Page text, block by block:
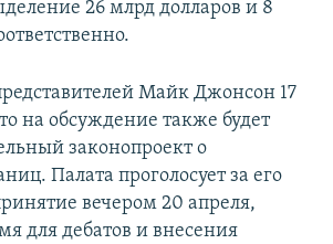
26 млрд долларов и 8
Майк Джонсон 17
на обсуждение также будет
законопроект о
Палата проголосует за его
вечером 20 апреля,
для дебатов и внесения